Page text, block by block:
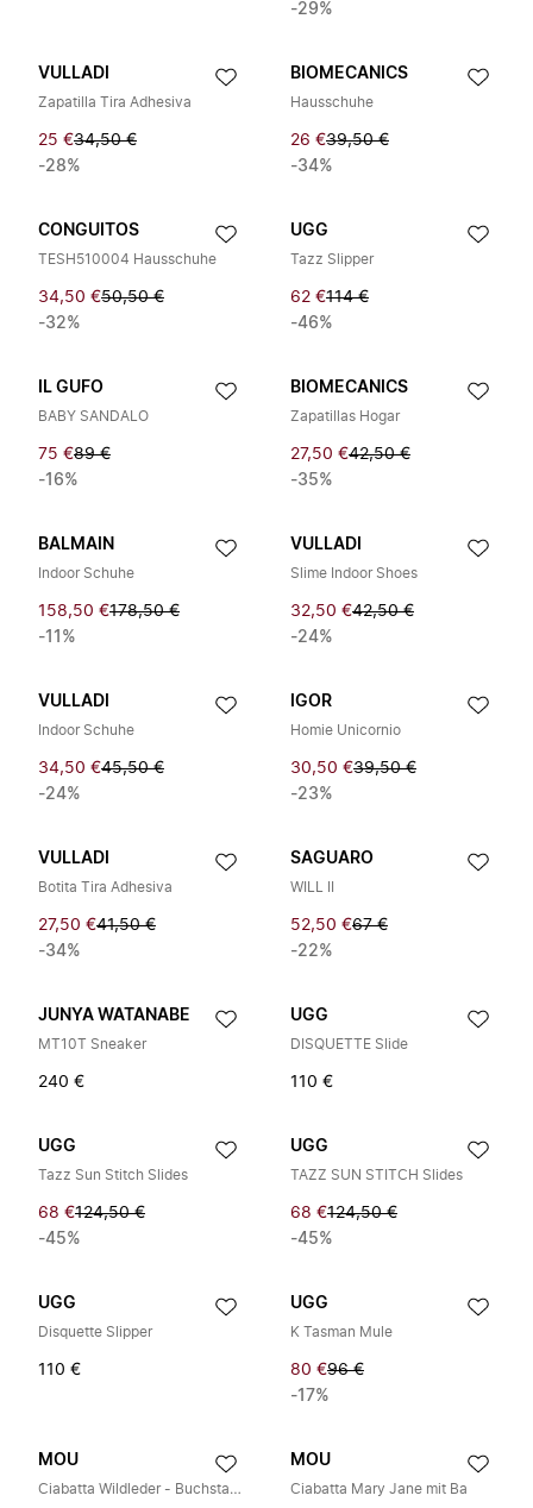
-29%
VULLADI
Zapatilla Tira Adhesiva
25 €34,50 €
-28%
BIOMECANICS
Hausschuhe
26 €39,50 €
-34%
CONGUITOS
TESH510004 Hausschuhe
34,50 €50,50 €
-32%
UGG
Tazz Slipper
62 €114 €
-46%
IL GUFO
BABY SANDALO
75 €89 €
-16%
BIOMECANICS
Zapatillas Hogar
27,50 €42,50 €
-35%
BALMAIN
Indoor Schuhe
158,50 €178,50 €
-11%
VULLADI
Slime Indoor Shoes
32,50 €42,50 €
-24%
VULLADI
Indoor Schuhe
34,50 €45,50 €
-24%
IGOR
Homie Unicornio
30,50 €39,50 €
-23%
VULLADI
Botita Tira Adhesiva
27,50 €41,50 €
-34%
SAGUARO
WILL II
52,50 €67 €
-22%
JUNYA WATANABE
MT10T Sneaker
240 €
UGG
DISQUETTE Slide
110 €
UGG
Tazz Sun Stitch Slides
68 €124,50 €
-45%
UGG
TAZZ SUN STITCH Slides
68 €124,50 €
-45%
UGG
Disquette Slipper
110 €
UGG
K Tasman Mule
80 €96 €
-17%
MOU
Ciabatta Wildleder - Buchstabenlogo
MOU
Ciabatta Mary Jane mit Ba